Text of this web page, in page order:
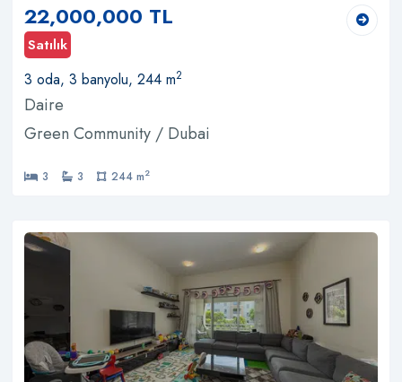
22,000,000 TL
Satılık
3 oda, 3 banyolu, 244 m2
Daire
Green Community / Dubai
3 3 244 m2